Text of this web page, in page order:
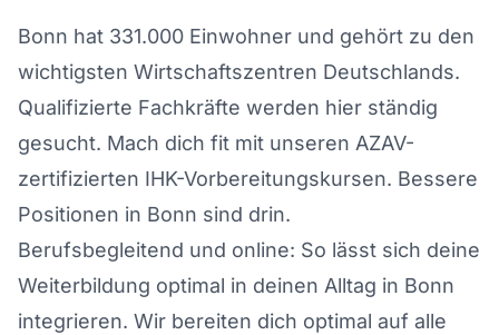
Bonn hat 331.000 Einwohner und gehört zu den
wichtigsten Wirtschaftszentren Deutschlands.
Qualifizierte Fachkräfte werden hier ständig
gesucht. Mach dich fit mit unseren AZAV-
zertifizierten IHK-Vorbereitungskursen. Bessere
Positionen in Bonn sind drin.
Berufsbegleitend und online: So lässt sich deine
Weiterbildung optimal in deinen Alltag in Bonn
integrieren. Wir bereiten dich optimal auf alle